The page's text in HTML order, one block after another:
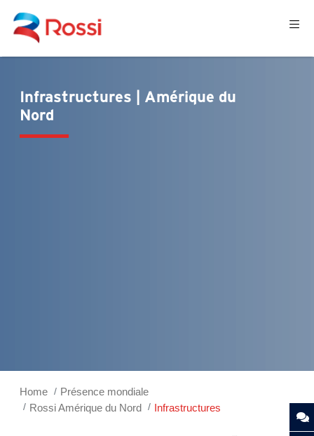
Infrastructures | Amérique du
Nord
Home
Présence mondiale
Rossi Amérique du Nord
Infrastructures